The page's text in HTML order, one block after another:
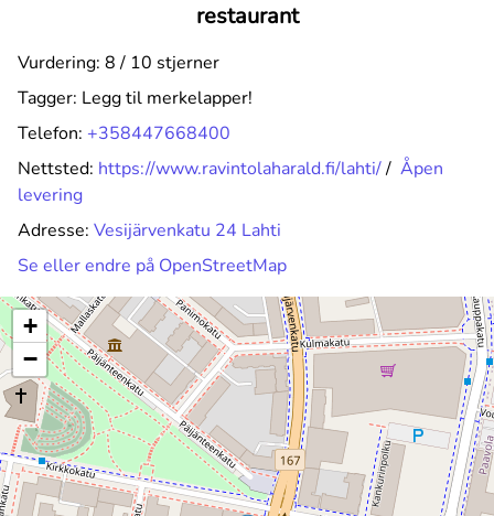
restaurant
Vurdering: 8 / 10 stjerner
Tagger: Legg til merkelapper!
Telefon: +358447668400
Nettsted: https://www.ravintolaharald.fi/lahti// Åpen
levering
Adresse: Vesijärvenkatu 24 Lahti
Se eller endre på OpenStreetMap
+
−